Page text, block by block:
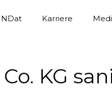
Karriere
KG